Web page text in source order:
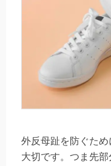
外反母趾を防ぐた
大切です。つま先部